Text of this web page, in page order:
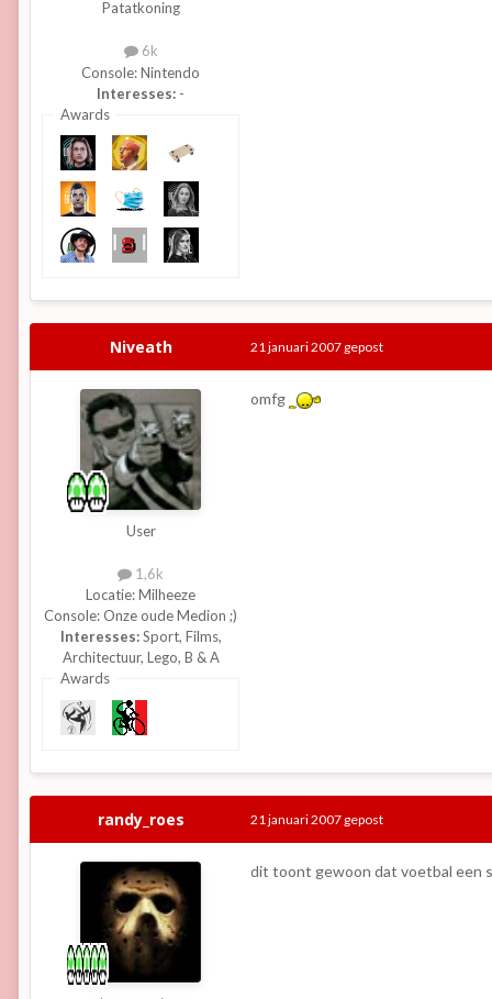
Patatkoning
6k
Console:Nintendo
Interesses: -
Awards
Niveath
User
1,6k
Locatie:Milheeze
Console:Onze oude Medion ;)
Interesses:Sport, Films,
Architectuur, Lego, B & A
Awards
21 januari 2007 gepost
omfg
randy_roes 21 januari 2007 gepost
dit toont gewoon dat voetbal een